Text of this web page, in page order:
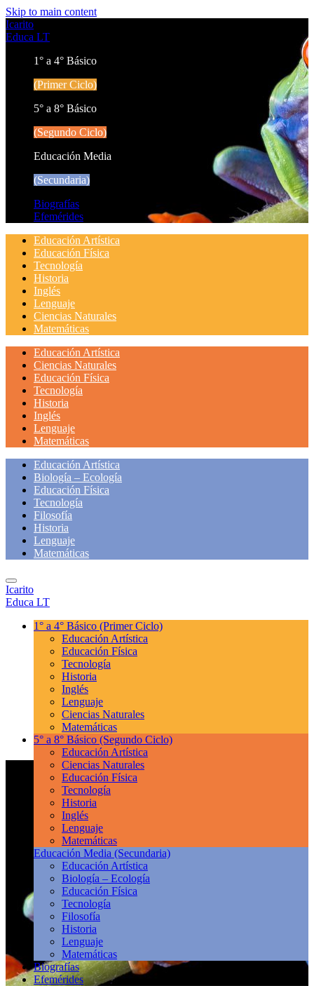
Skip to main content
Icarito
Educa LT
1° a 4° Básico
(Primer Ciclo)
5° a 8° Básico
(Segundo Ciclo)
Educación Media
(Secundaria)
Biografías
Efemérides
Educación Artística
Educación Física
Tecnología
Historia
Inglés
Lenguaje
Ciencias Naturales
Matemáticas
Educación Artística
Ciencias Naturales
Educación Física
Tecnología
Historia
Inglés
Lenguaje
Matemáticas
Educación Artística
Biología – Ecología
Educación Física
Tecnología
Filosofía
Historia
Lenguaje
Matemáticas
Icarito
Educa LT
1° a 4° Básico (Primer Ciclo)
Educación Artística
Educación Física
Tecnología
Historia
Inglés
Lenguaje
Ciencias Naturales
Matemáticas
5° a 8° Básico (Segundo Ciclo)
Educación Artística
Ciencias Naturales
Educación Física
Tecnología
Historia
Inglés
Lenguaje
Matemáticas
Educación Media (Secundaria)
Educación Artística
Biología – Ecología
Educación Física
Tecnología
Filosofía
Historia
Lenguaje
Matemáticas
Biografías
Efemérides